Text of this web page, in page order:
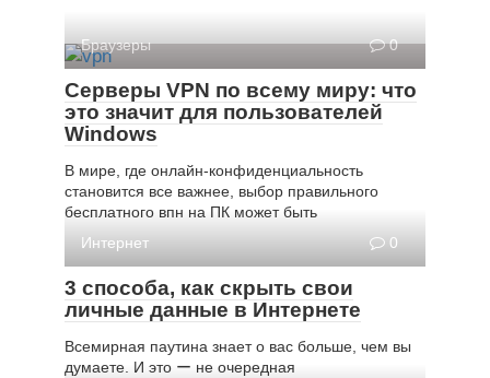
Браузеры 0
Серверы VPN по всему миру: что
это значит для пользователей
Windows
В мире, где онлайн-конфиденциальность
становится все важнее, выбор правильного
бесплатного впн на ПК может быть
Интернет
0
3 способа, как скрыть свои
личные данные в Интернете
Всемирная паутина знает о вас больше, чем вы
думаете. И это ー не очередная